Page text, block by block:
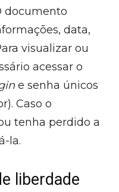
documento
data,
visualizar ou
acessar o
e senha únicos
Caso o
tenha perdido a
la.
liberdade